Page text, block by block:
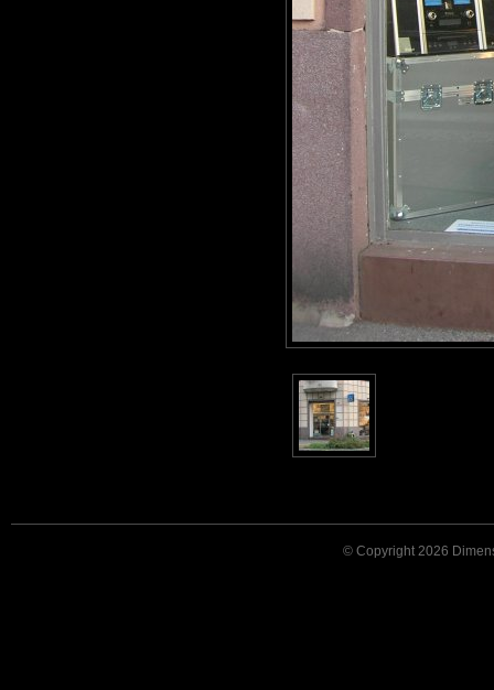
© Copyright 2026